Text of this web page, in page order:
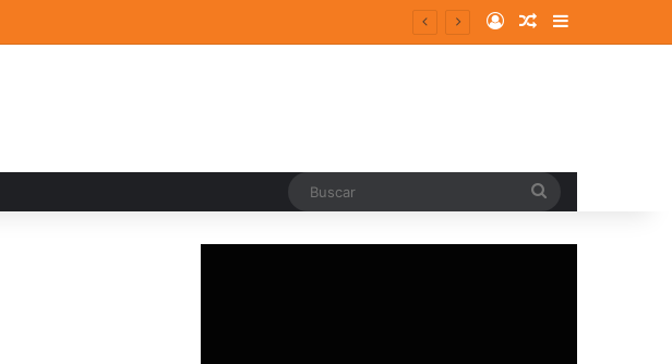
Log InRandom Article
Sidebar